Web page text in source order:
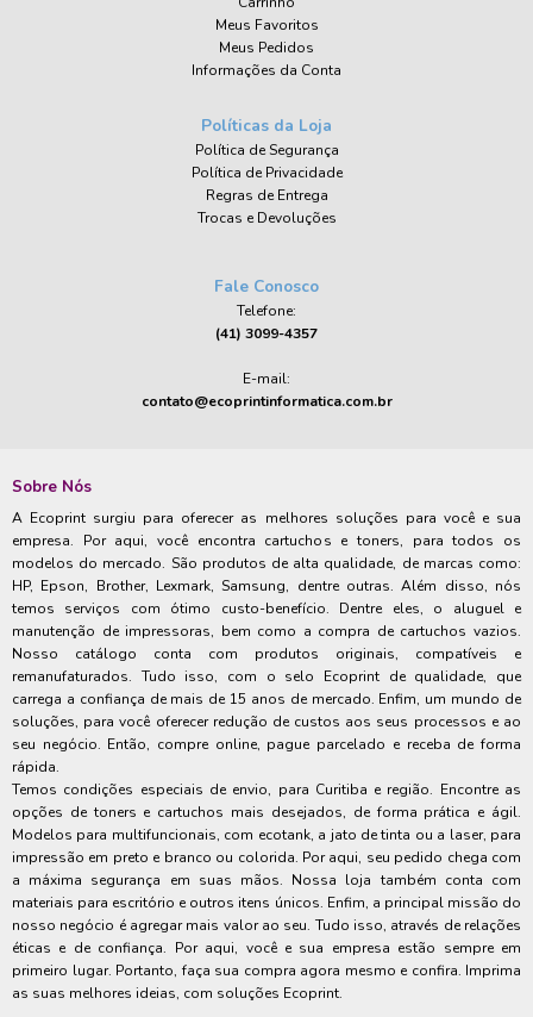
Meus Favoritos
Meus Pedidos
Informações da Conta
Políticas da Loja
Política de Segurança
Política de Privacidade
Regras de Entrega
Trocas e Devoluções
Fale Conosco
Telefone:
(41) 3099-4357
E-mail:
contato@ecoprintinformatica.com.br
Sobre Nós
A Ecoprint surgiu para oferecer as melhores soluções para você e sua
empresa. Por aqui, você encontra cartuchos e toners, para todos os
modelos do mercado. São produtos de alta qualidade, de marcas como:
HP, Epson, Brother, Lexmark, Samsung, dentre outras. Além disso, nós
temos serviços com ótimo custo-benefício. Dentre eles, o aluguel e
manutenção de impressoras, bem como a compra de cartuchos vazios.
Nosso catálogo conta com produtos originais, compatíveis e
remanufaturados. Tudo isso, com o selo Ecoprint de qualidade, que
carrega a confiança de mais de 15 anos de mercado. Enfim, um mundo de
soluções, para você oferecer redução de custos aos seus processos e ao
seu negócio. Então, compre online, pague parcelado e receba de forma
rápida.
Temos condições especiais de envio, para Curitiba e região. Encontre as
opções de toners e cartuchos mais desejados, de forma prática e ágil.
Modelos para multifuncionais, com ecotank, a jato de tinta ou a laser, para
impressão em preto e branco ou colorida. Por aqui, seu pedido chega com
a máxima segurança em suas mãos. Nossa loja também conta com
materiais para escritório e outros itens únicos. Enfim, a principal missão do
nosso negócio é agregar mais valor ao seu. Tudo isso, através de relações
éticas e de confiança. Por aqui, você e sua empresa estão sempre em
primeiro lugar. Portanto, faça sua compra agora mesmo e confira. Imprima
as suas melhores ideias, com soluções Ecoprint.